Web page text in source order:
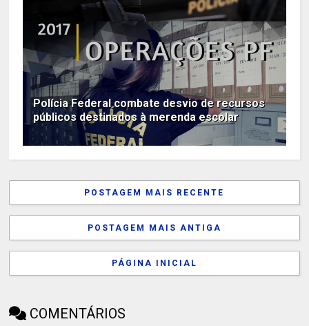
Polícia Federal combate desvio de recursos
públicos destinados à merenda escolar
POSTAGEM MAIS RECENTE
POSTAGEM MAIS ANTIGA
PÁGINA INICIAL
COMENTÁRIOS